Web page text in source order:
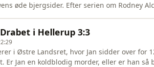
øde bjergsider. Efter serien om Rodney
fal
i Hellerup 3:3
i Østre Landsret, hvor Jan sidder over for
Er Jan en koldblodig morder, eller er han